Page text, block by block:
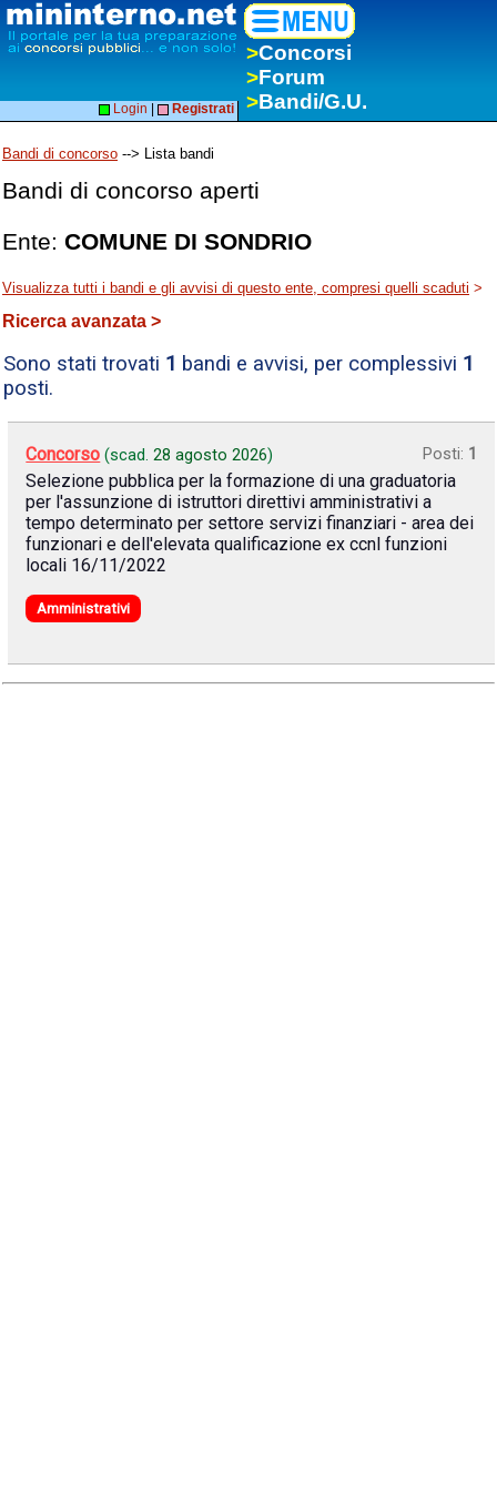
>Concorsi
>Forum
>Bandi/G.U.
Login Registrati
Bandi di concorso --> Lista bandi
Bandi di concorso aperti
Ente: COMUNE DI SONDRIO
Visualizza tutti i bandi e gli avvisi di questo ente, compresi quelli scaduti >
Ricerca avanzata >
Sono stati trovati 1 bandi e avvisi, per complessivi 1
posti.
Concorso (scad.28 agosto 2026) Posti: 1
Selezione pubblica per la formazione di una graduatoria
per l'assunzione di istruttori direttivi amministrativi a
tempo determinato per settore servizi finanziari - area dei
funzionari e dell'elevata qualificazione ex ccnl funzioni
locali 16/11/2022
Amministrativi